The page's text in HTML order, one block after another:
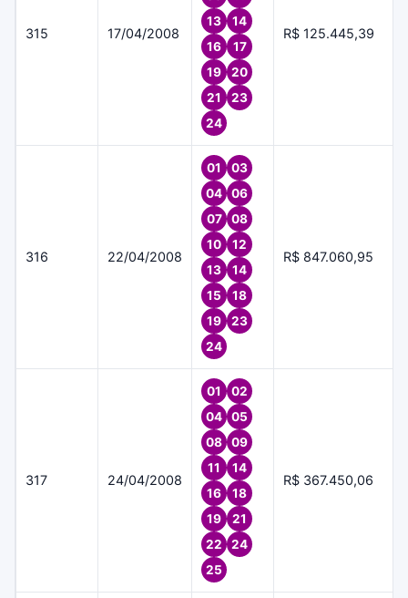
315 17/04/2008
13
14
16
17
19
20
21
23
24
R$ 125.445,39
316 22/04/2008
01
03
04
06
07
08
10
12
13
14
15
18
19
23
24
R$ 847.060,95
317 24/04/2008
01
02
04
05
08
09
11
14
16
18
19
21
22
24
25
R$ 367.450,06